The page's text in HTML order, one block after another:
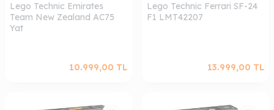
Lego Technic Emirates
Team New Zealand AC75
Yat
10.999,00 TL
Lego Technic Ferrari SF-24
F1 LMT42207
13.999,00 TL